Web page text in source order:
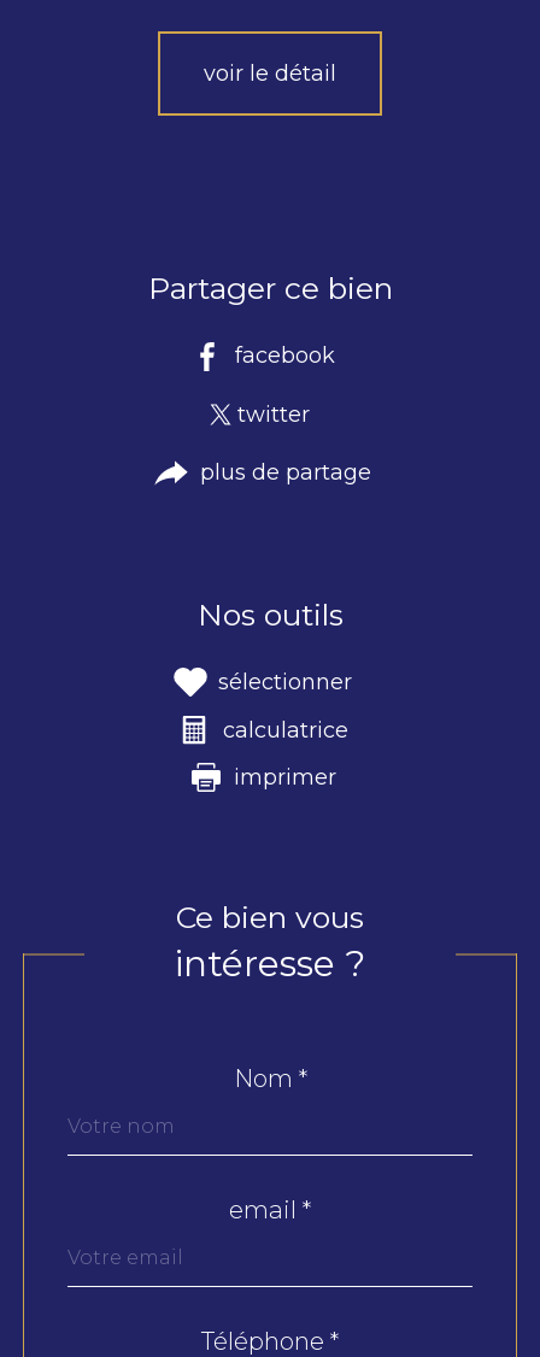
voir le détail
Partager ce bien
facebook
twitter
plus de partage
Nos outils
sélectionner
calculatrice
imprimer
Ce bien vous
intéresse ?
Nom *
email *
Téléphone *